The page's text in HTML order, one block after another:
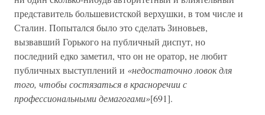
представитель большевистской верхушки, в том числе и
Сталин. Попытался было это сделать Зиновьев,
вызвавший Горького на публичный диспут, но
последний едко заметил, что он не оратор, не любит
публичных выступлений и «недостаточно ловок для
того, чтобы состязаться в красноречии с
профессиональными демагогами»[691].